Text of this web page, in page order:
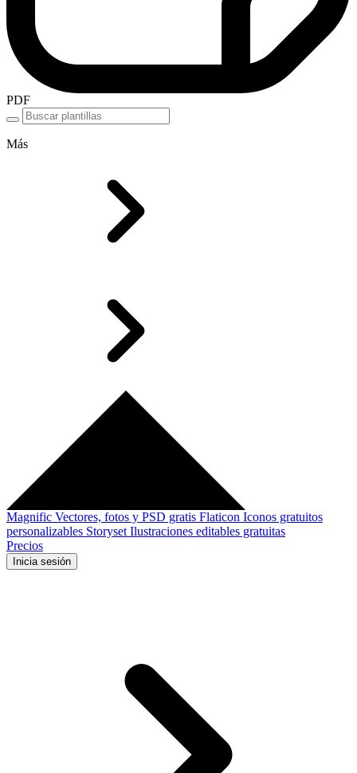
PDF
Más
Magnific Vectores, fotos y PSD gratis Flaticon Iconos gratuitos
personalizables Storyset Ilustraciones editables gratuitas
Precios
Inicia sesión